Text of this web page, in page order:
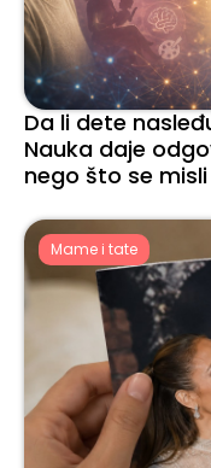
Da li dete
Nauka daje
nego što se misli
Mame i tate